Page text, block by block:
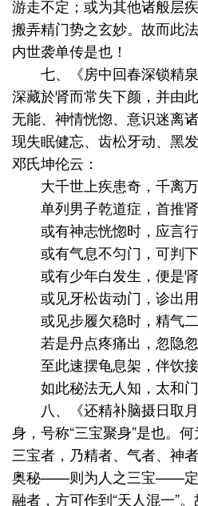
游走不定；或为其他诸般层
搬弄精门势之玄妙。故而此
内世袭单传是也！
七、《房中回春深锁精泉
深藏於肾而常失下颜，并由
无能、神情恍惚、意识迷离
现失眠健忘、齿松牙动、黑
邓氏坤伦云：
大千世上疾患奇，千离万
单列男子乾道症，首推肾
或有神志恍惚时，应言行
或有气息不匀门，可判下
或有少年白发生，便是肾
或见牙松齿动门，诊出用
或见步履欠稳时，精气二
若是丹点疼痛出，忽隐忽
至此速摆龟息架，伴饮接
如此秘法无人知，太和门
八、《还精补脑摄日取月
身，号称“三宝聚身”是也。
三宝者，乃精者、气者、神
奥秘——则为人之三宝——定
融者，方可作到“天人混一”